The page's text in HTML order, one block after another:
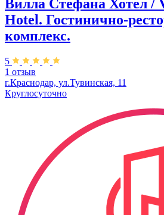
Вилла Стефана Хотел /
Hotel. Гостинично-
комплекс.
5
1 отзыв
г.Краснодар, ул.Тувинская, 11
Круглосуточно